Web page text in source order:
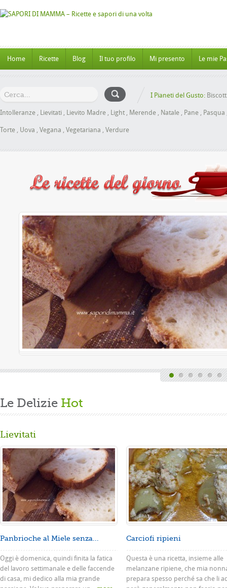
Home Ricette Blog Il tuo profilo Mi presento Le mie
I Pianeti del Gusto:
Intolleranze , Lievitati , Lievito Madre , Light , Merende , Natale , Pane , Pasqua
Torte , Uova , Vegana , Vegetariana , Verdure
uova
Oggi è domenica,
e delle faccende di
Volevo preparare
Gusta...
Le Delizie Hot
Lievitati
Panbrioche al Miele senza...
Oggi è domenica, quindi finita la fatica
del lavoro settimanale e delle faccende
di casa, mi dedico alla mia grande
Carciofi ripieni
Questa è una ricetta, insieme alle
melanzane ripiene, che mia
prepara spesso perché sa che li